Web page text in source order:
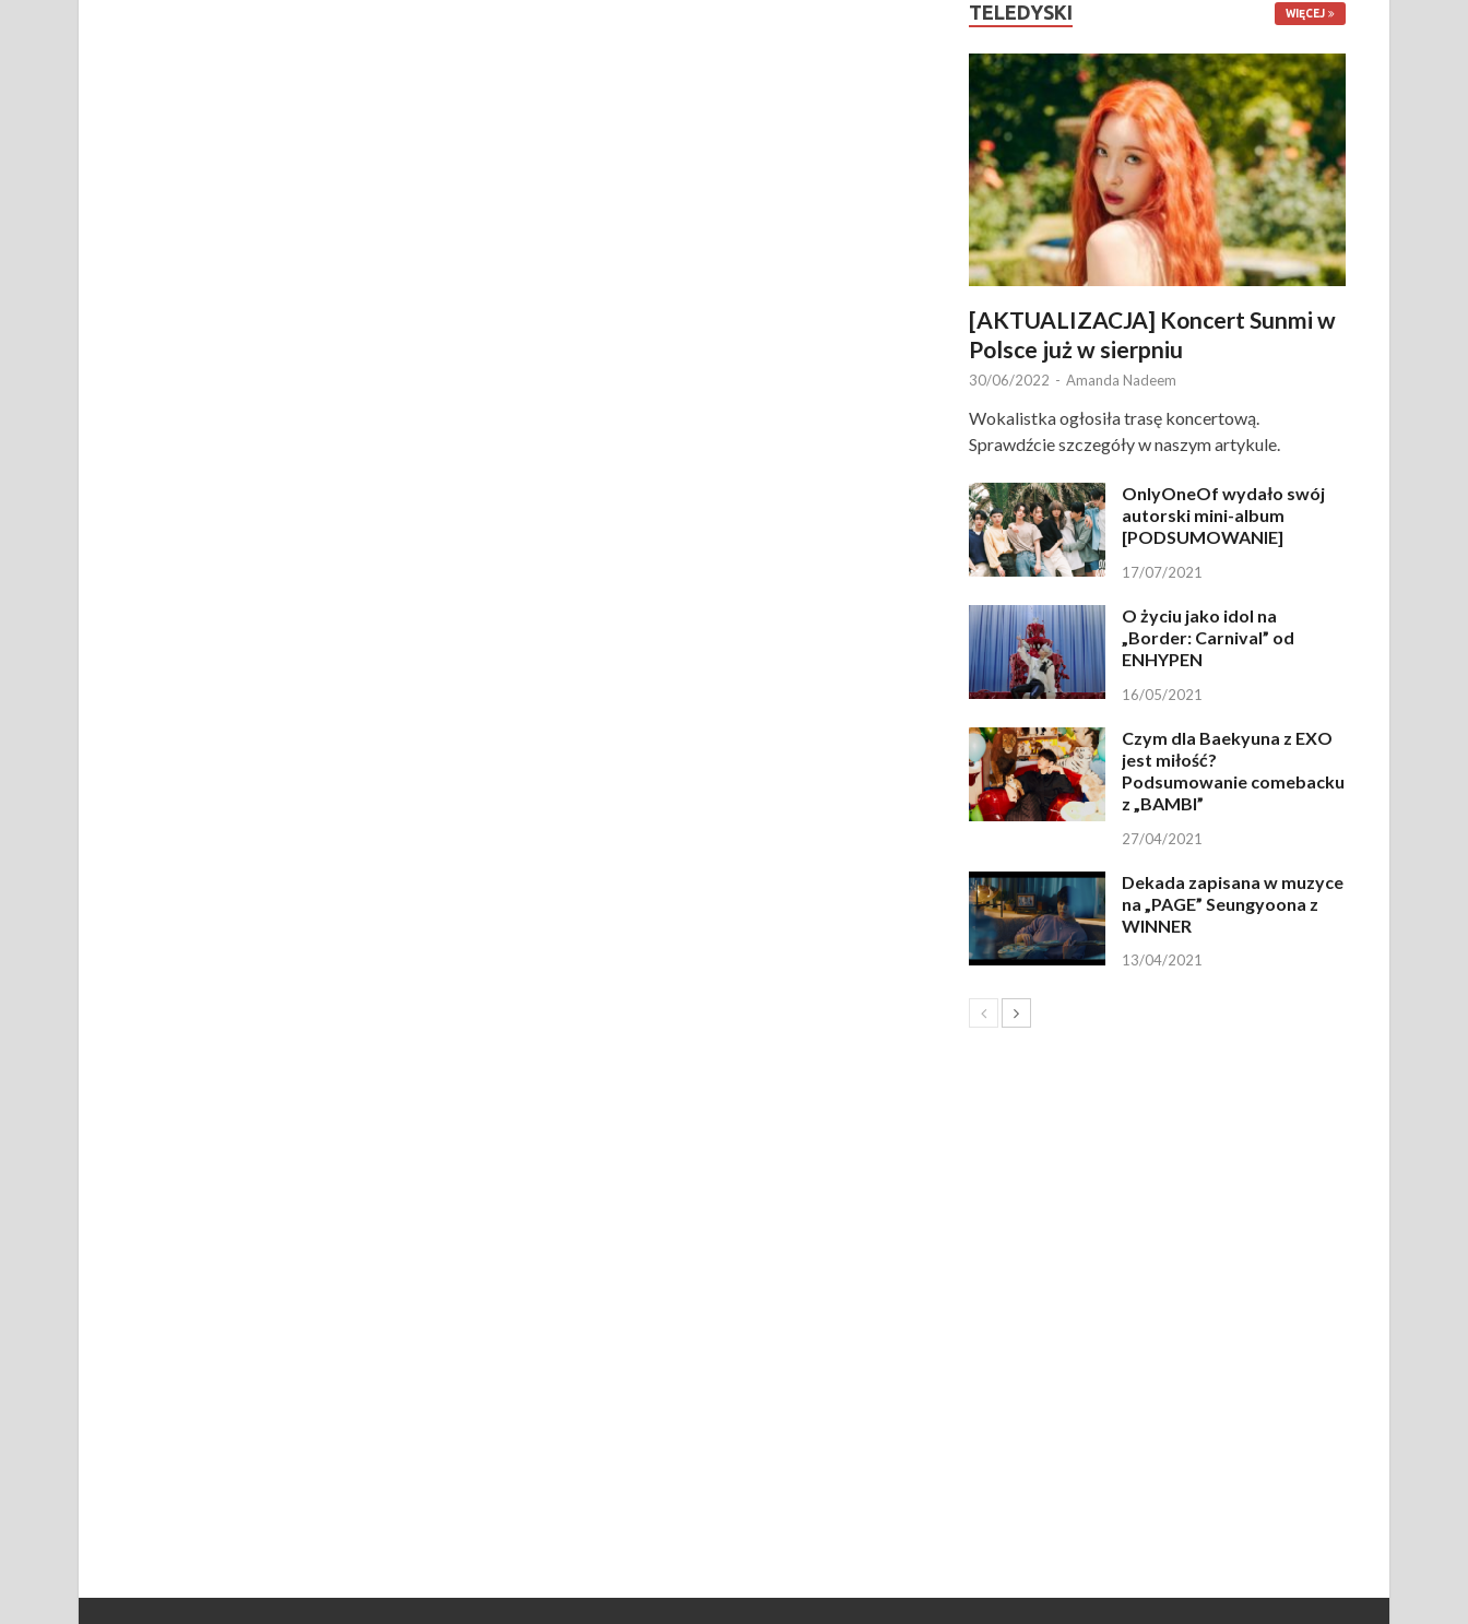
TELEDYSKI WIĘCEJ
[AKTUALIZACJA] Koncert Sunmi w
Polsce już w sierpniu
30/06/2022 - Amanda Nadeem
Wokalistka ogłosiła trasę koncertową.
Sprawdźcie szczegóły w naszym artykule.
OnlyOneOf wydało swój
autorski mini-album
[PODSUMOWANIE]
17/07/2021
O życiu jako idol na
„Border: Carnival” od
ENHYPEN
16/05/2021
Czym dla Baekyuna z EXO
jest miłość?
Podsumowanie comebacku
z „BAMBI”
27/04/2021
Dekada zapisana w muzyce
na „PAGE” Seungyoona z
WINNER
13/04/2021